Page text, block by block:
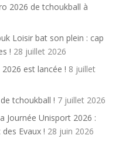
2026 de tchoukball à
Loisir bat son plein : cap
! 28 juillet 2026
est lancée ! 8 juillet
tchoukball ! 7 juillet 2026
Journée Unisport 2026 :
Evaux ! 28 juin 2026